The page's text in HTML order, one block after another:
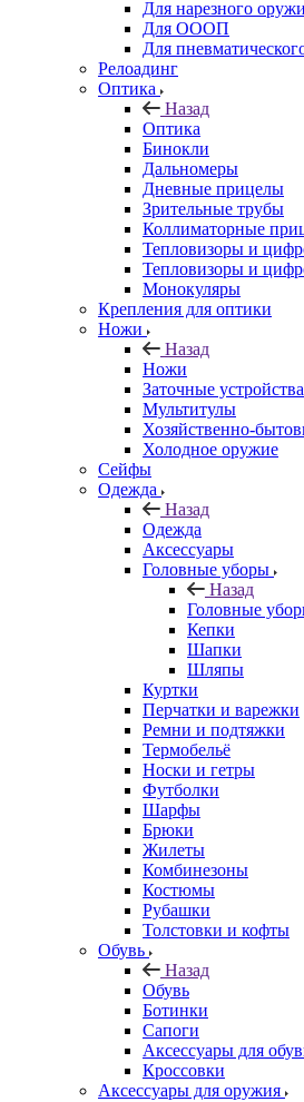
Для нарезного
Для ОООП
Для
Релоадинг
Оптика
Назад
Оптика
Бинокли
Дальномеры
Дневные прицелы
Зрительные трубы
Коллиматорные
Тепловизоры и
Тепловизоры и
Монокуляры
Крепления для оптики
Ножи
Назад
Ножи
Заточные
Мультитулы
Хозяйственно-
Холодное оружие
Сейфы
Одежда
Назад
Одежда
Аксессуары
Головные уборы
Назад
Головные
Кепки
Шапки
Шляпы
Куртки
Перчатки и варежки
Ремни и подтяжки
Термобельё
Носки и гетры
Футболки
Шарфы
Брюки
Жилеты
Комбинезоны
Костюмы
Рубашки
Толстовки и кофты
Обувь
Назад
Обувь
Ботинки
Сапоги
Аксессуары для
Кроссовки
Аксессуары для оружия